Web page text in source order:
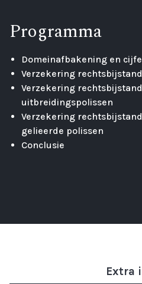
Programma
Domeinafbakening en
Verzekering
Verzekering
uitbreidingspolissen
Verzekering
gelieerde polissen
Conclusie
Extra